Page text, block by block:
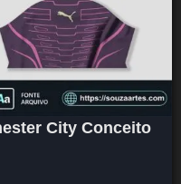
City Conceito